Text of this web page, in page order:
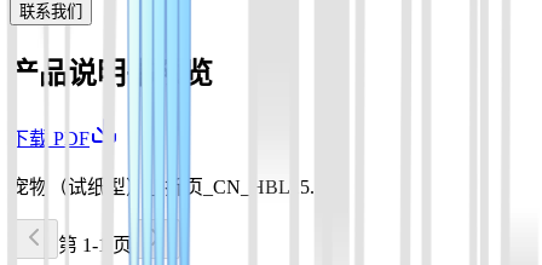
联系我们
产品说明书预览
下载 PDF
宠物（试纸型）_3折页_CN_HBL15.pdf
第 1-1 页